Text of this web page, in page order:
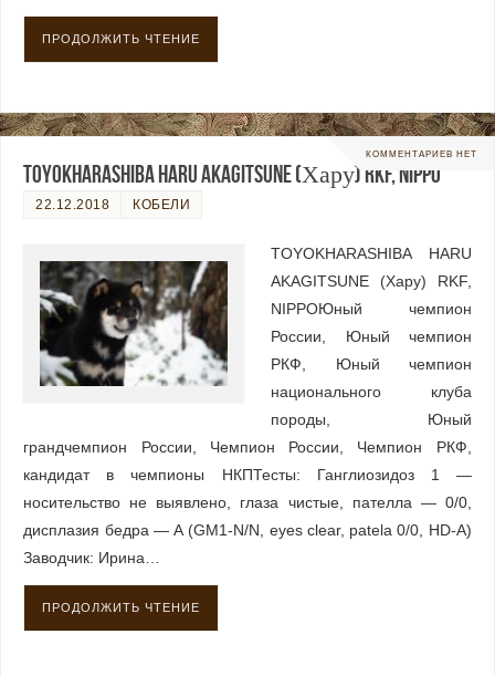
ПРОДОЛЖИТЬ ЧТЕНИЕ
КОММЕНТАРИЕВ НЕТ
TOYOKHARASHIBA HARU AKAGITSUNE (Хару) RKF, NIPPO
22.12.2018 КОБЕЛИ
TOYOKHARASHIBA HARU
AKAGITSUNE (Хару) RKF,
NIPPOЮный чемпион
России, Юный чемпион
РКФ, Юный чемпион
национального клуба
породы, Юный
грандчемпион России, Чемпион России, Чемпион РКФ,
кандидат в чемпионы НКПТесты: Ганглиозидоз 1 —
носительство не выявлено, глаза чистые, пателла — 0/0,
дисплазия бедра — А (GM1-N/N, eyes clear, patela 0/0, HD-A)
Заводчик: Ирина…
ПРОДОЛЖИТЬ ЧТЕНИЕ